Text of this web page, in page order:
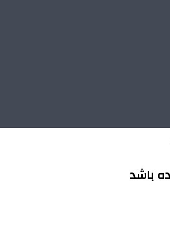
باشد